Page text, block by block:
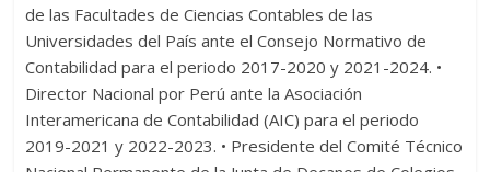
de las Facultades de Ciencias Contables de las
Universidades del País ante el Consejo Normativo de
Contabilidad para el periodo 2017-2020 y 2021-2024. •
Director Nacional por Perú ante la Asociación
Interamericana de Contabilidad (AIC) para el periodo
2019-2021 y 2022-2023. • Presidente del Comité Técnico